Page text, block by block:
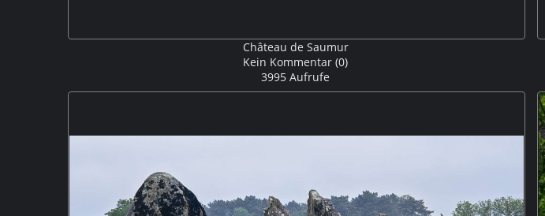
Château de Saumur
Kein Kommentar (0)
3995 Aufrufe
Chateau de Saumur ist seit 1862 historisches Denkmal. M5P